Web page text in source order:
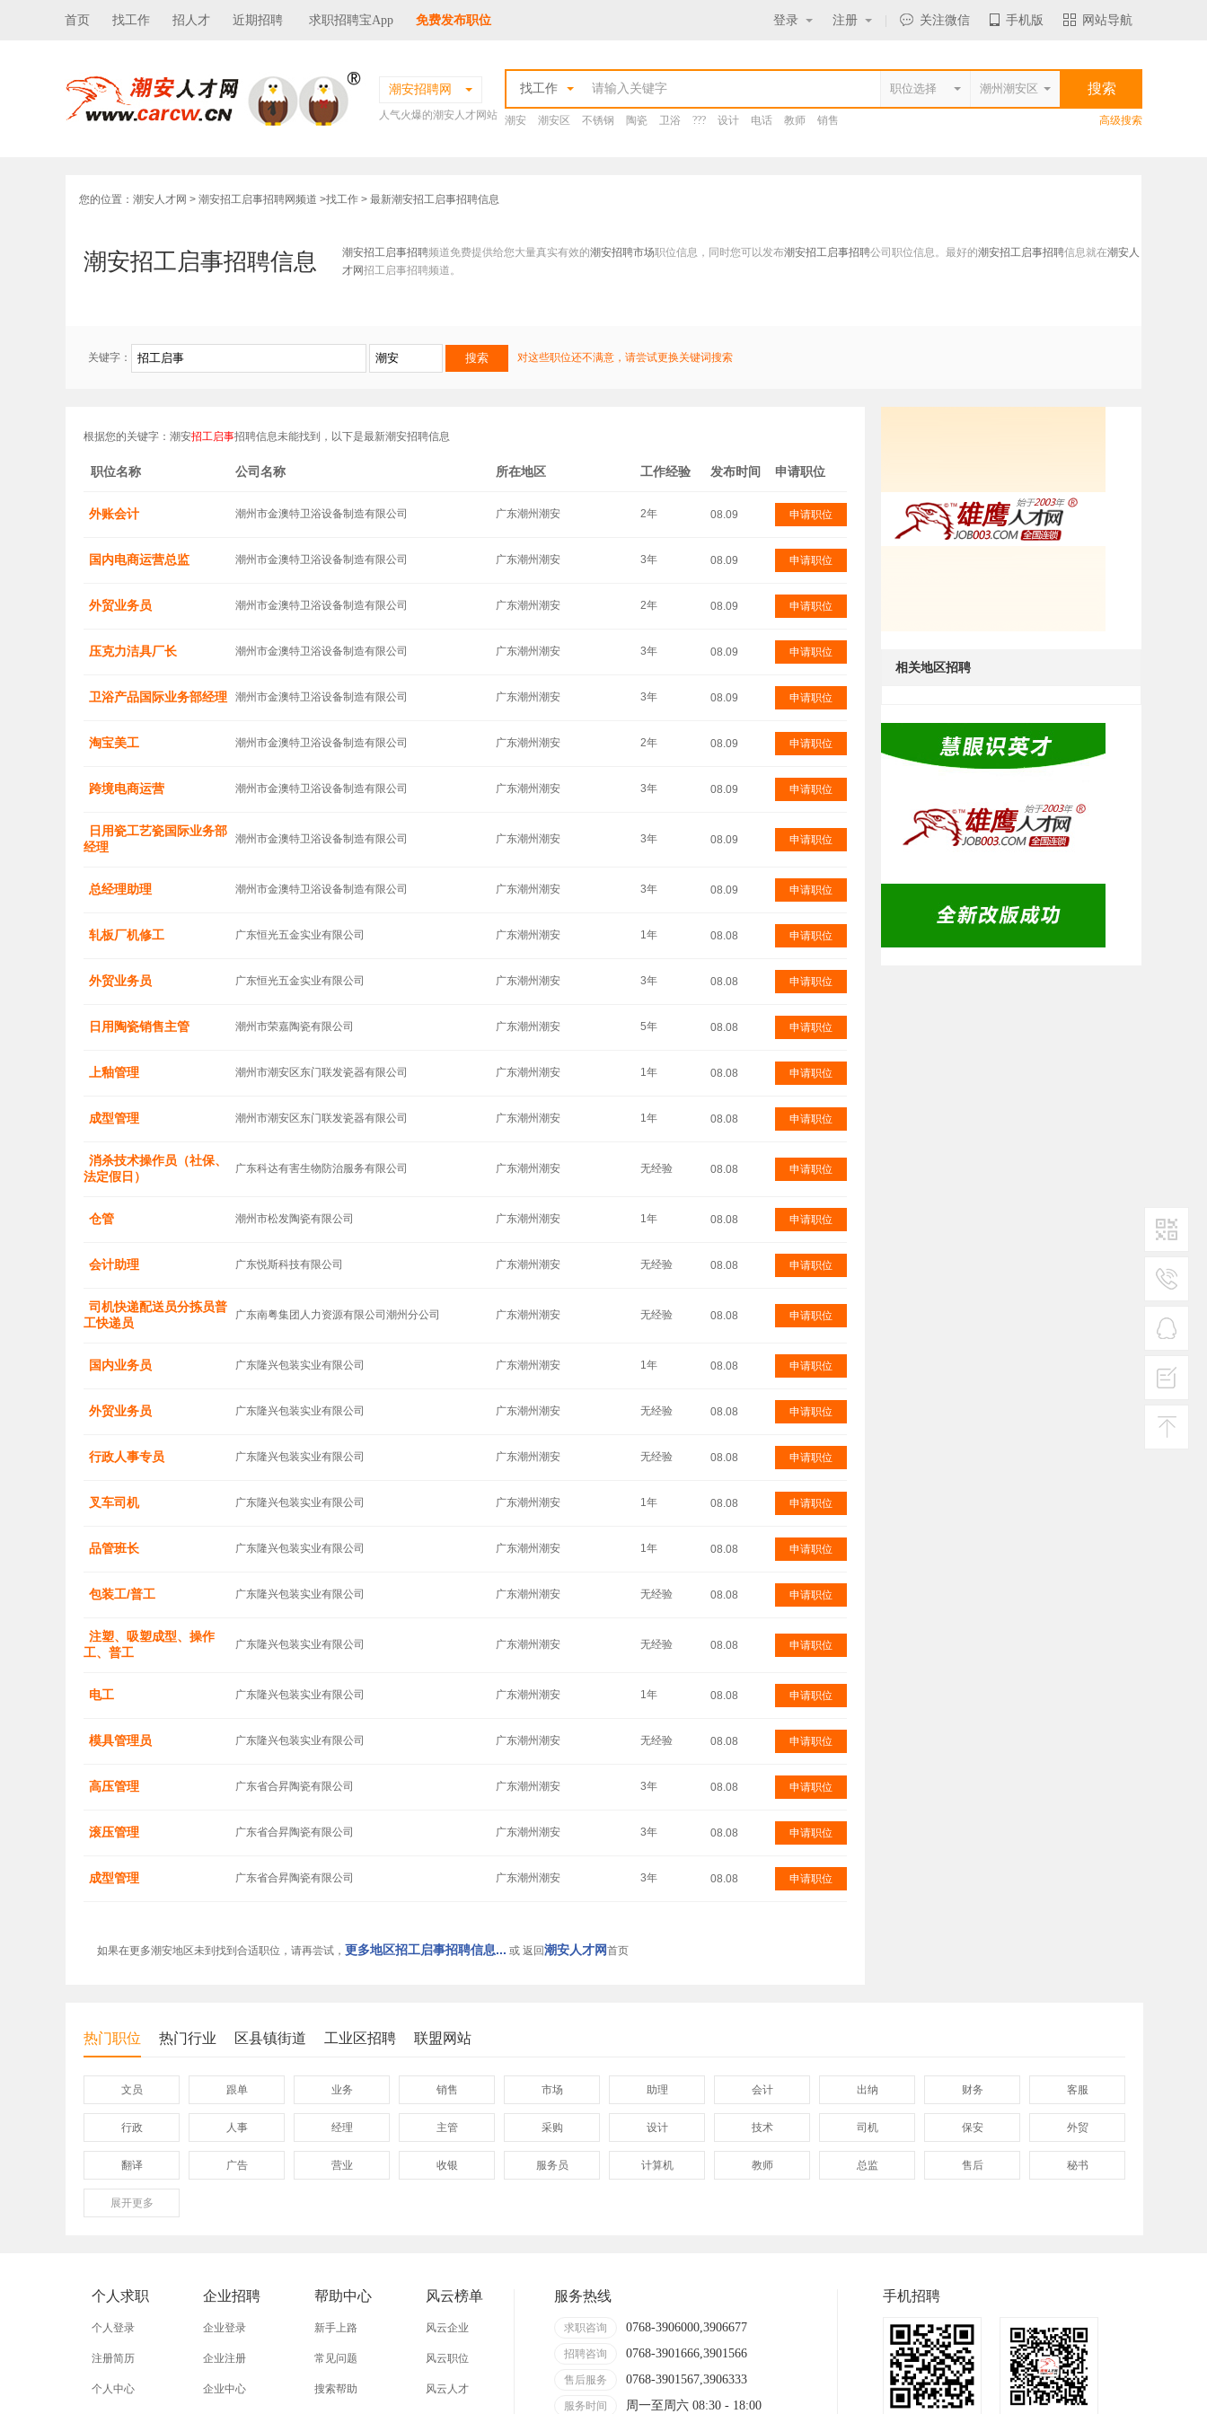
首页 找工作 招人才 近期招聘 求职招聘宝App 免费发布职位 登录 注册 关注微信 手机版 网站导航
潮安招聘网
人气火爆的潮安人才网站
找工作
潮安 潮安区 不锈钢 陶瓷 卫浴 ??? 设计 电话 教师 销售 高级搜索
您的位置： 潮安人才网 > 潮安招工启事招聘网频道 >找工作 > 最新潮安招工启事招聘信息
潮安招工启事招聘信息 潮安招工启事招聘频道免费提供给您大量真实有效的潮安招聘市场职位信息，同时您可以发布潮安招工启事招聘公司职位信息。最好的潮安招工启事招聘信息就在潮安人
才网招工启事招聘频道。
关键字： 对这些职位还不满意，请尝试更换关键词搜索
根据您的关键字：潮安招工启事招聘信息未能找到，以下是最新潮安招聘信息
职位名称 公司名称 所在地区 工作经验 发布时间 申请职位
外账会计 潮州市金澳特卫浴设备制造有限公司 广东潮州潮安 2年 08.09 申请职位
国内电商运营总监 潮州市金澳特卫浴设备制造有限公司 广东潮州潮安 3年 08.09 申请职位
外贸业务员 潮州市金澳特卫浴设备制造有限公司 广东潮州潮安 2年 08.09 申请职位
压克力洁具厂长 潮州市金澳特卫浴设备制造有限公司 广东潮州潮安 3年 08.09 申请职位
卫浴产品国际业务部经理 潮州市金澳特卫浴设备制造有限公司 广东潮州潮安 3年 08.09 申请职位
淘宝美工 潮州市金澳特卫浴设备制造有限公司 广东潮州潮安 2年 08.09 申请职位
跨境电商运营 潮州市金澳特卫浴设备制造有限公司 广东潮州潮安 3年 08.09 申请职位
日用瓷工艺瓷国际业务部
经理
潮州市金澳特卫浴设备制造有限公司 广东潮州潮安 3年 08.09 申请职位
总经理助理 潮州市金澳特卫浴设备制造有限公司 广东潮州潮安 3年 08.09 申请职位
轧板厂机修工 广东恒光五金实业有限公司 广东潮州潮安 1年 08.08 申请职位
外贸业务员 广东恒光五金实业有限公司 广东潮州潮安 3年 08.08 申请职位
日用陶瓷销售主管 潮州市荣嘉陶瓷有限公司 广东潮州潮安 5年 08.08 申请职位
上釉管理 潮州市潮安区东门联发瓷器有限公司 广东潮州潮安 1年 08.08 申请职位
成型管理 潮州市潮安区东门联发瓷器有限公司 广东潮州潮安 1年 08.08 申请职位
消杀技术操作员（社保、
法定假日）
广东科达有害生物防治服务有限公司 广东潮州潮安 无经验 08.08 申请职位
仓管 潮州市松发陶瓷有限公司 广东潮州潮安 1年 08.08 申请职位
会计助理 广东悦斯科技有限公司 广东潮州潮安 无经验 08.08 申请职位
司机快递配送员分拣员普
工快递员
广东南粤集团人力资源有限公司潮州分公司 广东潮州潮安 无经验 08.08 申请职位
国内业务员 广东隆兴包装实业有限公司 广东潮州潮安 1年 08.08 申请职位
外贸业务员 广东隆兴包装实业有限公司 广东潮州潮安 无经验 08.08 申请职位
行政人事专员 广东隆兴包装实业有限公司 广东潮州潮安 无经验 08.08 申请职位
叉车司机 广东隆兴包装实业有限公司 广东潮州潮安 1年 08.08 申请职位
品管班长 广东隆兴包装实业有限公司 广东潮州潮安 1年 08.08 申请职位
包装工/普工 广东隆兴包装实业有限公司 广东潮州潮安 无经验 08.08 申请职位
注塑、吸塑成型、操作
工、普工
广东隆兴包装实业有限公司 广东潮州潮安 无经验 08.08 申请职位
电工 广东隆兴包装实业有限公司 广东潮州潮安 1年 08.08 申请职位
模具管理员 广东隆兴包装实业有限公司 广东潮州潮安 无经验 08.08 申请职位
高压管理 广东省合昇陶瓷有限公司 广东潮州潮安 3年 08.08 申请职位
滚压管理 广东省合昇陶瓷有限公司 广东潮州潮安 3年 08.08 申请职位
成型管理 广东省合昇陶瓷有限公司 广东潮州潮安 3年 08.08 申请职位
如果在更多潮安地区未到找到合适职位，请再尝试， 更多地区招工启事招聘信息... 或 返回潮安人才网首页
相关地区招聘
热门职位 热门行业 区县镇街道 工业区招聘 联盟网站
文员 跟单 业务 销售 市场 助理 会计 出纳 财务 客服
行政 人事 经理 主管 采购 设计 技术 司机 保安 外贸
翻译 广告 营业 收银 服务员 计算机 教师 总监 售后 秘书
保险
促销员 导购员 操作工 晒版工 叉车工 修理工 学徒工 车位工
熨烫工 裁剪工 锣工 装修工 抛光工 空调工
展开更多
个人求职
个人登录
注册简历
个人中心
企业招聘
企业登录
企业注册
企业中心
帮助中心
新手上路
常见问题
搜索帮助
风云榜单
风云企业
风云职位
风云人才
服务热线
求职咨询 0768-3906000,3906677
招聘咨询 0768-3901666,3901566
售后服务 0768-3901567,3906333
服务时间 周一至周六 08:30 - 18:00
手机招聘
二维码1
热线
客服
建议